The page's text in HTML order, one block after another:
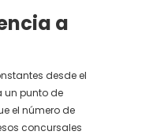
a
desde el
un punto de
el número de
concursales